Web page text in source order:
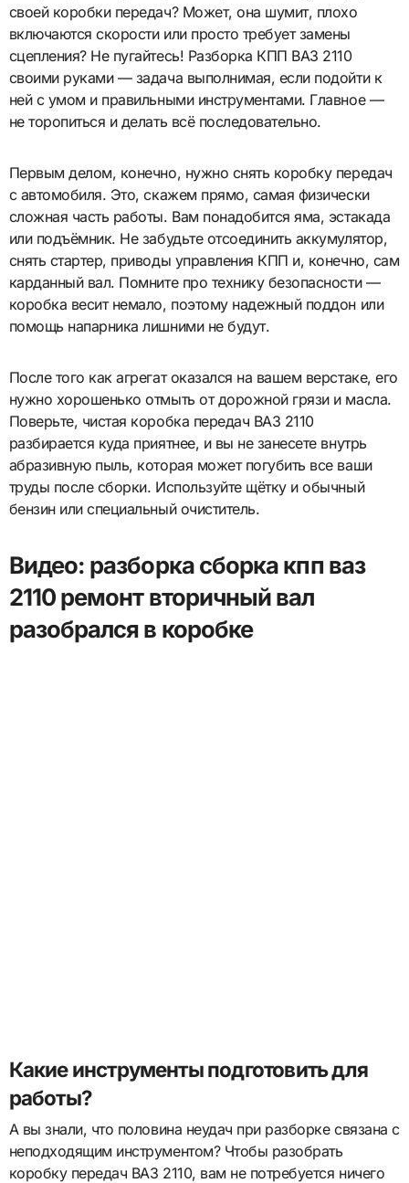
своей коробки передач? Может, она шумит, плохо
включаются скорости или просто требует замены
сцепления? Не пугайтесь! Разборка КПП ВАЗ 2110
своими руками — задача выполнимая, если подойти к
ней с умом и правильными инструментами. Главное —
не торопиться и делать всё последовательно.
Первым делом, конечно, нужно снять коробку передач
с автомобиля. Это, скажем прямо, самая физически
сложная часть работы. Вам понадобится яма, эстакада
или подъёмник. Не забудьте отсоединить аккумулятор,
снять стартер, приводы управления КПП и, конечно, сам
карданный вал. Помните про технику безопасности —
коробка весит немало, поэтому надежный поддон или
помощь напарника лишними не будут.
После того как агрегат оказался на вашем верстаке, его
нужно хорошенько отмыть от дорожной грязи и масла.
Поверьте, чистая коробка передач ВАЗ 2110
разбирается куда приятнее, и вы не занесете внутрь
абразивную пыль, которая может погубить все ваши
труды после сборки. Используйте щётку и обычный
бензин или специальный очиститель.
Видео: разборка сборка кпп ваз
2110 ремонт вторичный вал
разобрался в коробке
Какие инструменты подготовить для
работы?
А вы знали, что половина неудач при разборке связана с
неподходящим инструментом? Чтобы разобрать
коробку передач ВАЗ 2110, вам не потребуется ничего